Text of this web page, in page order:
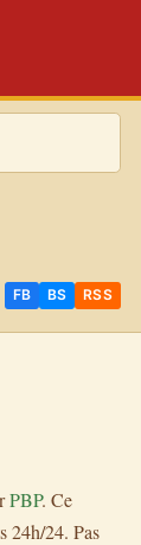
FB BS RSS
PBP. Ce
24h/24. Pas